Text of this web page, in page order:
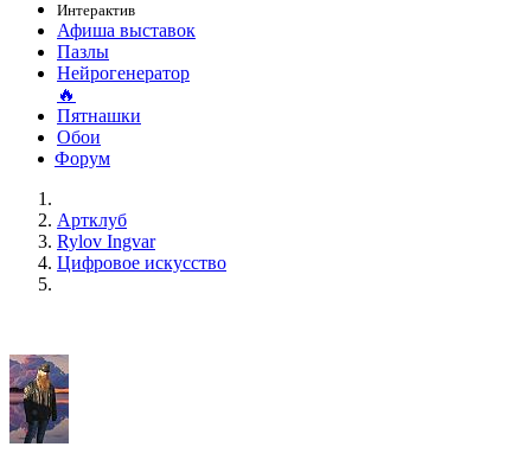
Интерактив
Афиша выставок
Пазлы
Нейрогенератор
🔥
Пятнашки
Обои
Форум
Артклуб
Rylov Ingvar
Цифровое искусство